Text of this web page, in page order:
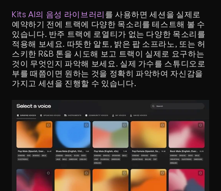
Kits AI의 음성 라이브러리 를 사용하면 세션을 실제로
예약하기 전에 트랙에 다양한 목소리를 테스트해 볼 수
있습니다. 반주 트랙에 로열티가 없는 다양한 목소리를
적용해 보세요. 따뜻한 알토, 밝은 팝 소프라노, 또는 허
스키한 R&B 톤을 시도해 보고 트랙이 실제로 요구하는
것이 무엇인지 파악해 보세요. 실제 가수를 스튜디오로
부를 때쯤이면 원하는 것을 정확히 파악하여 자신감을
가지고 세션을 진행할 수 있습니다.